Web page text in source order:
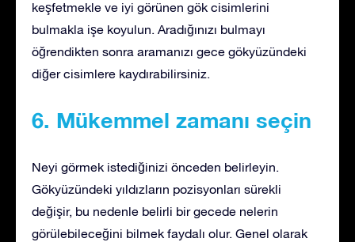
keşfetmekle ve iyi görünen gök cisimlerini
bulmakla işe koyulun. Aradığınızı bulmayı
öğrendikten sonra aramanızı gece gökyüzündeki
diğer cisimlere kaydırabilirsiniz.
6. Mükemmel zamanı seçin
Neyi görmek istediğinizi önceden belirleyin.
Gökyüzündeki yıldızların pozisyonları sürekli
değişir, bu nedenle belirli bir gecede nelerin
görülebileceğini bilmek faydalı olur. Genel olarak